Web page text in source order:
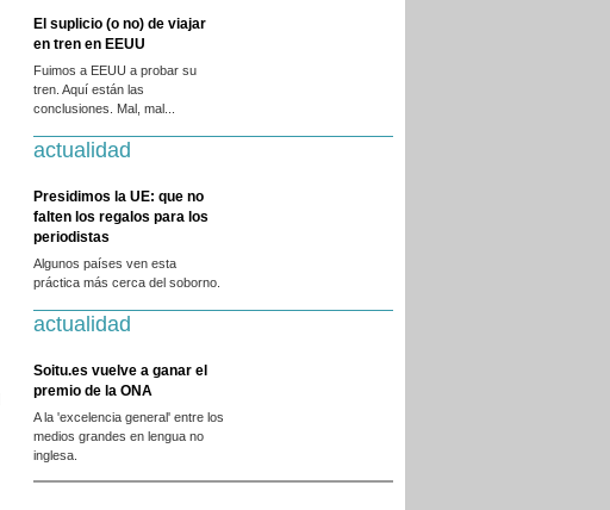
El suplicio (o no) de viajar
en tren en EEUU
Fuimos a EEUU a probar su
tren. Aquí están las
conclusiones. Mal, mal...
actualidad
Presidimos la UE: que no
falten los regalos para los
periodistas
Algunos países ven esta
práctica más cerca del soborno.
actualidad
Soitu.es vuelve a ganar el
premio de la ONA
A la 'excelencia general' entre los
medios grandes en lengua no
inglesa.